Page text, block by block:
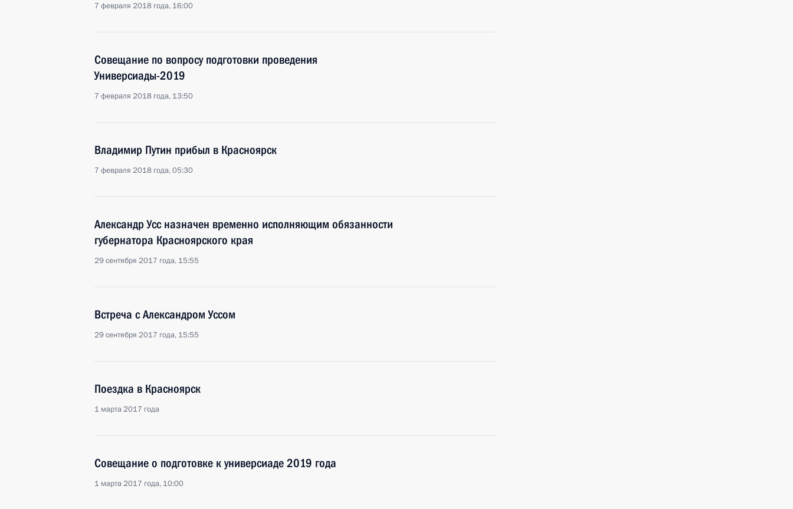
7 февраля 2018 года, 16:00
Совещание по вопросу подготовки проведения
Универсиады-2019
7 февраля 2018 года, 13:50
Владимир Путин прибыл в Красноярск
7 февраля 2018 года, 05:30
Александр Усс назначен временно исполняющим обязанности
губернатора Красноярского края
29 сентября 2017 года, 15:55
Встреча с Александром Уссом
29 сентября 2017 года, 15:55
Поездка в Красноярск
1 марта 2017 года
Совещание о подготовке к универсиаде 2019 года
1 марта 2017 года, 10:00